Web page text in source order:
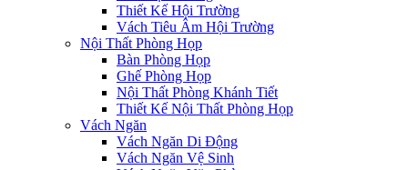
Thiết Kế Hội Trường
Vách Tiêu Âm Hội Trường
Nội Thất Phòng Họp
Bàn Phòng Họp
Ghế Phòng Họp
Nội Thất Phòng Khánh Tiết
Thiết Kế Nội Thất Phòng Họp
Vách Ngăn
Vách Ngăn Di Động
Vách Ngăn Vệ Sinh